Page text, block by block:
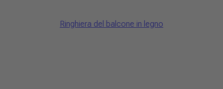
Ringhiera del balcone in legno